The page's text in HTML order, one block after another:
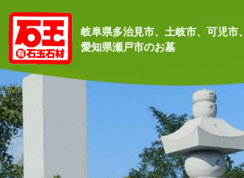
岐阜県多治見市、土岐市、可児市、
愛知県瀬戸市のお墓